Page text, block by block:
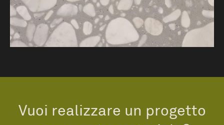
Vuoi realizzare un progetto